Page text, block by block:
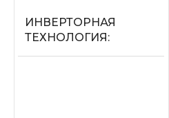
ИНВЕРТОРНАЯ
ТЕХНОЛОГИЯ